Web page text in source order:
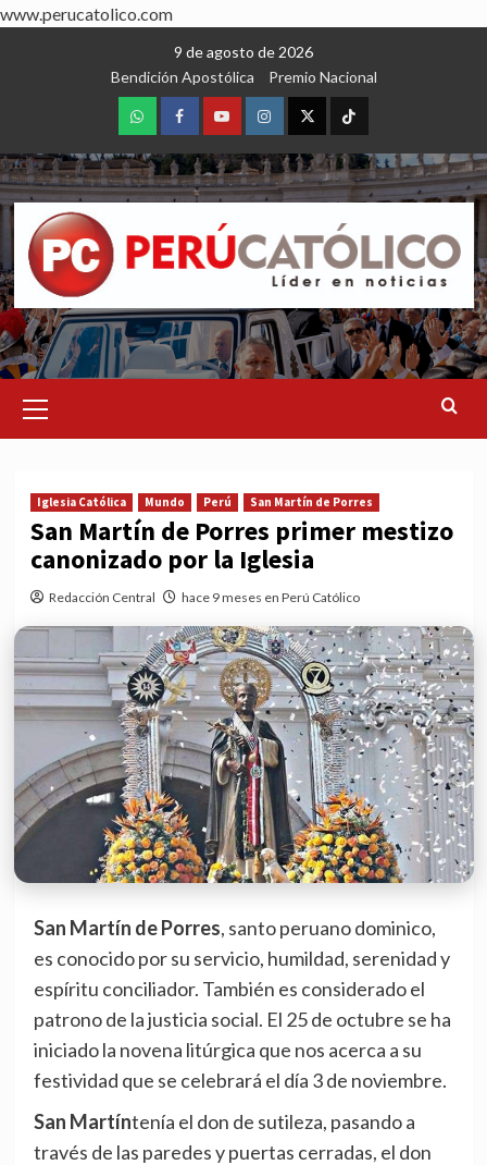
www.perucatolico.com
9 de agosto de 2026
Bendición Apostólica
Premio Nacional
WhatsAppFacebookYoutubeInstagram
X TikTok
Menu
Iglesia Católica Mundo Perú San Martín de Porres
San Martín de Porres primer mestizo
canonizado por la Iglesia
Redacción Central hace 9 meses en Perú Católico
San Martín de Porres, santo peruano dominico,
es conocido por su servicio, humildad, serenidad y
espíritu conciliador. También es considerado el
patrono de la justicia social. El 25 de octubre se ha
iniciado la novena litúrgica que nos acerca a su
festividad que se celebrará el día 3 de noviembre.
San Martíntenía el don de sutileza, pasando a
través de las paredes y puertas cerradas, el don